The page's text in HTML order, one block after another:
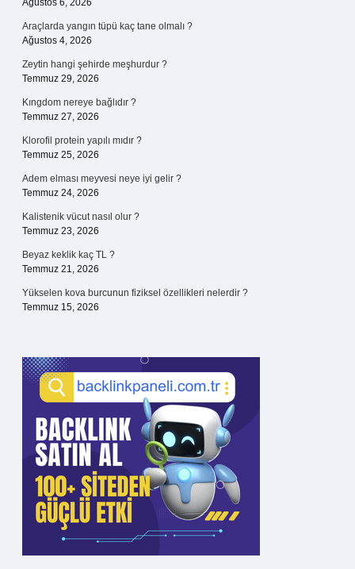
Ağustos 6, 2026
Araçlarda yangın tüpü kaç tane olmalı ?
Ağustos 4, 2026
Zeytin hangi şehirde meşhurdur ?
Temmuz 29, 2026
Kıngdom nereye bağlıdır ?
Temmuz 27, 2026
Klorofil protein yapılı mıdır ?
Temmuz 25, 2026
Adem elması meyvesi neye iyi gelir ?
Temmuz 24, 2026
Kalistenik vücut nasıl olur ?
Temmuz 23, 2026
Beyaz keklik kaç TL ?
Temmuz 21, 2026
Yükselen kova burcunun fiziksel özellikleri nelerdir ?
Temmuz 15, 2026